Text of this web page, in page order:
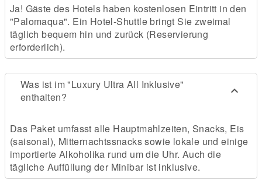
Ja! Gäste des Hotels haben kostenlosen Eintritt in den
"Palomaqua". Ein Hotel-Shuttle bringt Sie zweimal
täglich bequem hin und zurück (Reservierung
erforderlich).
Was ist im "Luxury Ultra All Inklusive"
enthalten?
Das Paket umfasst alle Hauptmahlzeiten, Snacks, Eis
(saisonal), Mitternachtssnacks sowie lokale und einige
importierte Alkoholika rund um die Uhr. Auch die
tägliche Auffüllung der Minibar ist inklusive.